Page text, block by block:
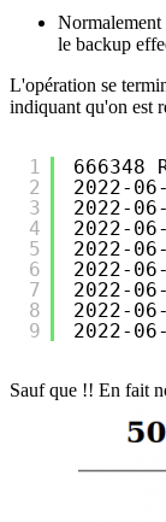
Normalement
le backup
L'opération se
indiquant qu'on est
1
2
3
4
5
6
7
8
9
666348
2022-
2022-
2022-
2022-
2022-
2022-
2022-
2022-
Sauf que !! En fait